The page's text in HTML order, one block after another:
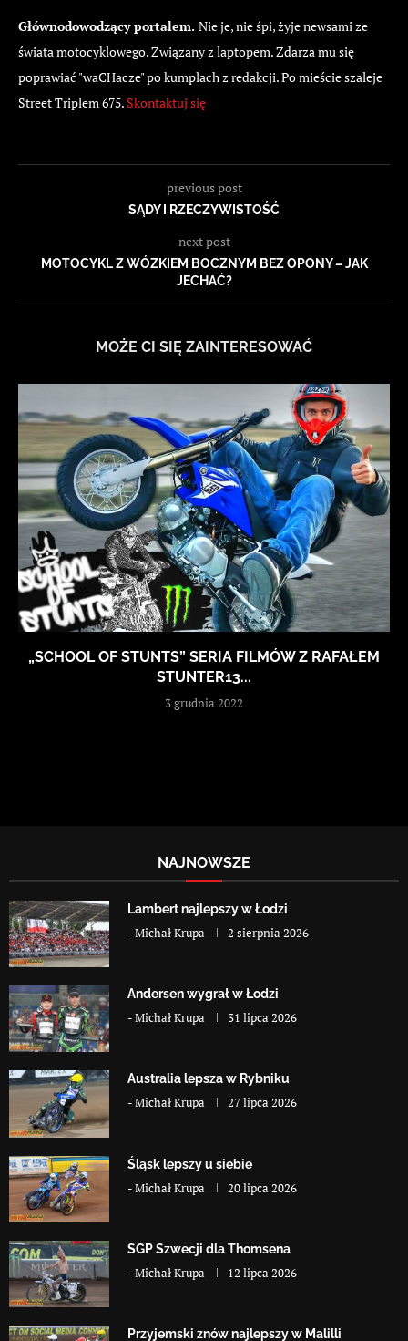
Głównodowodzący portalem. Nie je, nie śpi, żyje newsami ze
świata motocyklowego. Związany z laptopem. Zdarza mu się
poprawiać "waCHacze" po kumplach z redakcji. Po mieście szaleje
Street Triplem 675. Skontaktuj się
previous post
SĄDY I RZECZYWISTOŚĆ
next post
MOTOCYKL Z WÓZKIEM BOCZNYM BEZ OPONY – JAK
JECHAĆ?
MOŻE CI SIĘ ZAINTERESOWAĆ
„SCHOOL OF STUNTS” SERIA FILMÓW Z RAFAŁEM
STUNTER13...
3 grudnia 2022
NAJNOWSZE
Lambert najlepszy w Łodzi
-Michał Krupa 2 sierpnia 2026
Andersen wygrał w Łodzi
-Michał Krupa 31 lipca 2026
Australia lepsza w Rybniku
-Michał Krupa 27 lipca 2026
Śląsk lepszy u siebie
-Michał Krupa 20 lipca 2026
SGP Szwecji dla Thomsena
-Michał Krupa 12 lipca 2026
Przyjemski znów najlepszy w Malilli